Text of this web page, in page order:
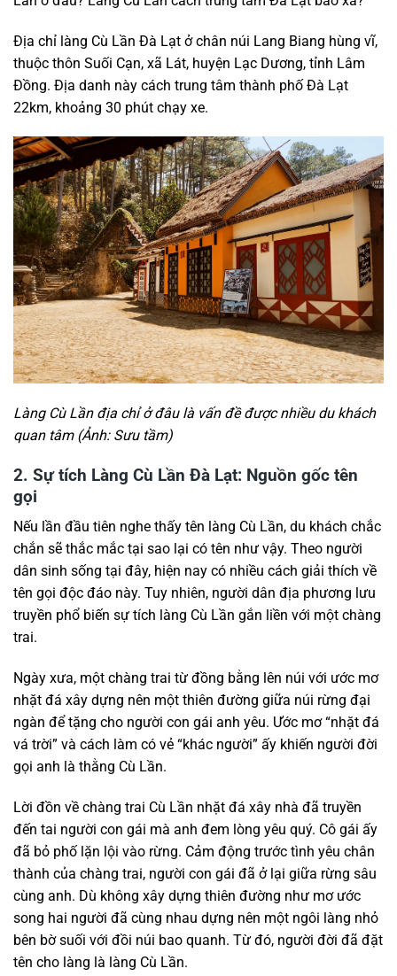
Địa chỉ làng Cù Lần Đà Lạt ở chân núi Lang Biang hùng vĩ,
thuộc thôn Suối Cạn, xã Lát, huyện Lạc Dương, tỉnh Lâm
Đồng. Địa danh này cách trung tâm thành phố Đà Lạt
22km, khoảng 30 phút chạy xe.
Làng Cù Lần địa chỉ ở đâu là vấn đề được nhiều du khách
quan tâm (Ảnh: Sưu tầm)
2. Sự tích Làng Cù Lần Đà Lạt: Nguồn gốc tên
gọi
Nếu lần đầu tiên nghe thấy tên làng Cù Lần, du khách chắc
chắn sẽ thắc mắc tại sao lại có tên như vậy. Theo người
dân sinh sống tại đây, hiện nay có nhiều cách giải thích về
tên gọi độc đáo này. Tuy nhiên, người dân địa phương lưu
truyền phổ biến sự tích làng Cù Lần gắn liền với một chàng
trai.
Ngày xưa, một chàng trai từ đồng bằng lên núi với ước mơ
nhặt đá xây dựng nên một thiên đường giữa núi rừng đại
ngàn để tặng cho người con gái anh yêu. Ước mơ “nhặt đá
vá trời” và cách làm có vẻ “khác người” ấy khiến người đời
gọi anh là thằng Cù Lần.
Lời đồn về chàng trai Cù Lần nhặt đá xây nhà đã truyền
đến tai người con gái mà anh đem lòng yêu quý. Cô gái ấy
đã bỏ phố lặn lội vào rừng. Cảm động trước tình yêu chân
thành của chàng trai, người con gái đã ở lại giữa rừng sâu
cùng anh. Dù không xây dựng thiên đường như mơ ước
song hai người đã cùng nhau dựng nên một ngôi làng nhỏ
bên bờ suối với đồi núi bao quanh. Từ đó, người đời đã đặt
tên cho làng là làng Cù Lần.